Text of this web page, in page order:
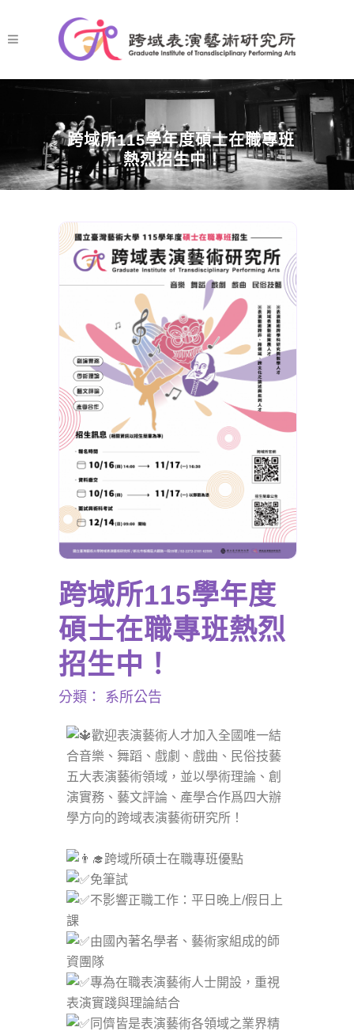
跨域所115學年度碩士在職專班
熱烈招生中！
跨域所115學年度
碩士在職專班熱烈
招生中！
分類： 系所公告
歡迎表演藝術人才加入全國唯一結
合音樂、舞蹈、戲劇、戲曲、民俗技藝
五大表演藝術領域，並以學術理論、創
演實務、藝文評論、產學合作爲四大辦
學方向的跨域表演藝術研究所！
跨域所碩士在職專班優點
免筆試
不影響正職工作：平日晚上/假日上
課
由國內著名學者、藝術家組成的師
資團隊
專為在職表演藝術人士開設，重視
表演實踐與理論結合
同儕皆是表演藝術各領域之業界精